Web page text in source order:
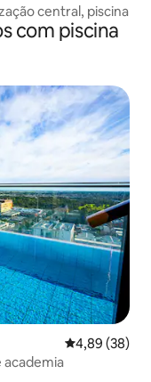
central, piscina
com piscina
4,89 de uma
4,89 (38)
academia